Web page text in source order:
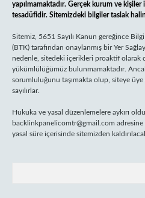
yapılmamaktadır. Gerçek kurum ve
tesadüfidir. Sitemizdeki bilgiler taslak
Sitemiz, 5651 Sayılı Kanun gereğince
(BTK) tarafından onaylanmış bir Yer
nedenle, sitedeki içerikleri proaktif olarak
yükümlülüğümüz bulunmamaktadır.
sorumluluğunu taşımakta olup, siteye
sayılırlar.
Hukuka ve yasal düzenlemelere aykırı
backlinkpanelicomtr@gmail.com
yasal süre içerisinde sitemizden